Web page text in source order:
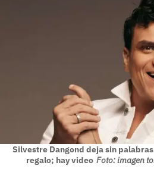
Silvestre Dangond deja sin
regalo; hay video Foto: imagen